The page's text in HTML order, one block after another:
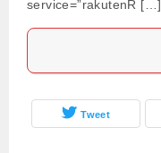
service=”rakutenR […]
Tweet